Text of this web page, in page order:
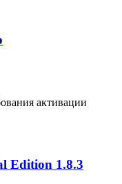
активации
Edition 1.8.3